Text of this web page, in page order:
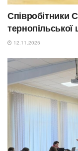
Співробітники
12.11.2025